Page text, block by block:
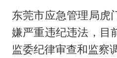
东莞市应急管理局虎
嫌严重违纪违法，目
监委纪律审查和监察